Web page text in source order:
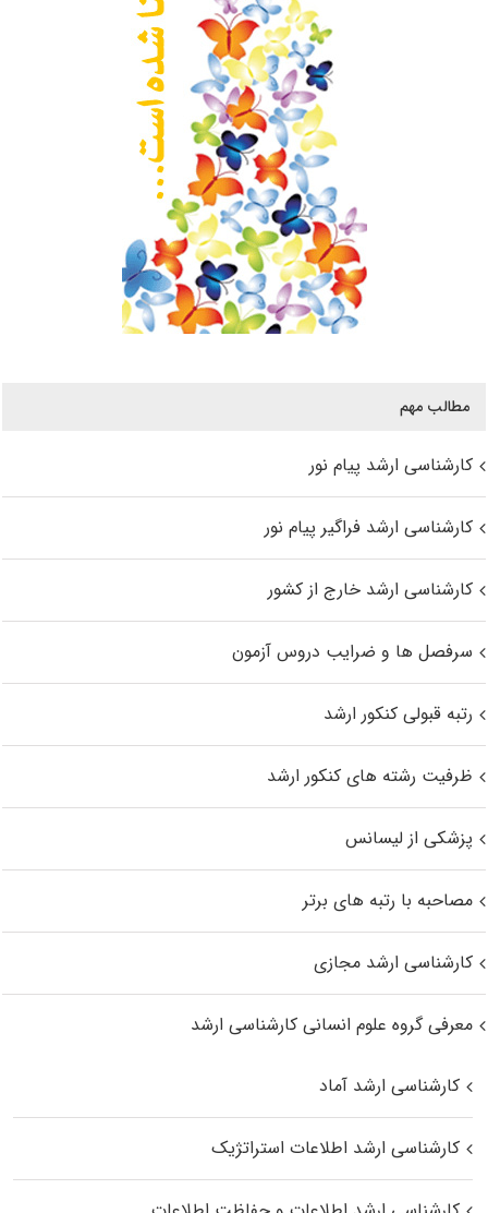
مطالب مهم
کارشناسی ارشد پیام نور
کارشناسی ارشد فراگیر پیام نور
کارشناسی ارشد خارج از کشور
سرفصل ها و ضرایب دروس آزمون
رتبه قبولی کنکور ارشد
ظرفیت رشته های کنکور ارشد
پزشکی از لیسانس
مصاحبه با رتبه های برتر
کارشناسی ارشد مجازی
معرفی گروه علوم انسانی کارشناسی ارشد
کارشناسی ارشد آماد
کارشناسی ارشد اطلاعات استراتژیک